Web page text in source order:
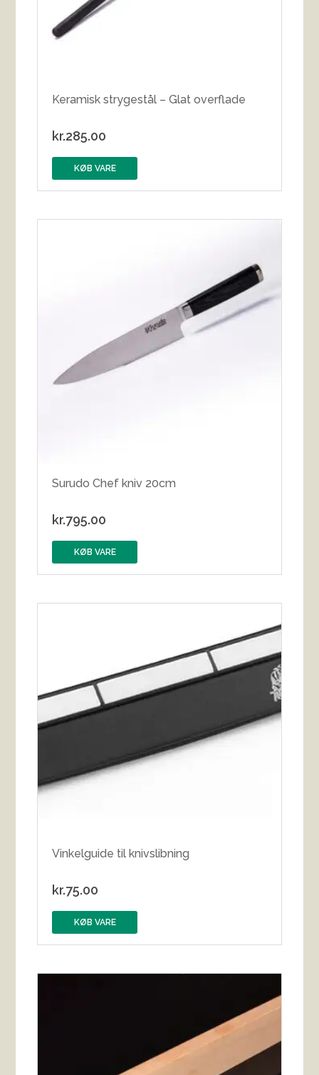
Keramisk strygestål – Glat overflade
kr.285.00
KØB VARE
Surudo Chef kniv 20cm
kr.795.00
KØB VARE
Vinkelguide til knivslibning
kr.75.00
KØB VARE